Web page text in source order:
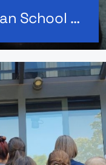
Wrocław Cosmopolitan School x MerchUp: sklep z merchem szkoły